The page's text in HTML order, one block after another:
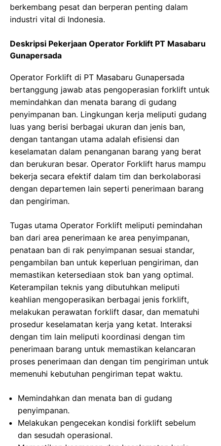
berkembang pesat dan berperan penting dalam
industri vital di Indonesia.
Deskripsi Pekerjaan Operator Forklift PT Masabaru
Gunapersada
Operator Forklift di PT Masabaru Gunapersada
bertanggung jawab atas pengoperasian forklift untuk
memindahkan dan menata barang di gudang
penyimpanan ban. Lingkungan kerja meliputi gudang
luas yang berisi berbagai ukuran dan jenis ban,
dengan tantangan utama adalah efisiensi dan
keselamatan dalam penanganan barang yang berat
dan berukuran besar. Operator Forklift harus mampu
bekerja secara efektif dalam tim dan berkolaborasi
dengan departemen lain seperti penerimaan barang
dan pengiriman.
Tugas utama Operator Forklift meliputi pemindahan
ban dari area penerimaan ke area penyimpanan,
penataan ban di rak penyimpanan sesuai standar,
pengambilan ban untuk keperluan pengiriman, dan
memastikan ketersediaan stok ban yang optimal.
Keterampilan teknis yang dibutuhkan meliputi
keahlian mengoperasikan berbagai jenis forklift,
melakukan perawatan forklift dasar, dan mematuhi
prosedur keselamatan kerja yang ketat. Interaksi
dengan tim lain meliputi koordinasi dengan tim
penerimaan barang untuk memastikan kelancaran
proses penerimaan dan dengan tim pengiriman untuk
memenuhi kebutuhan pengiriman tepat waktu.
Memindahkan dan menata ban di gudang
penyimpanan.
Melakukan pengecekan kondisi forklift sebelum
dan sesudah operasional.